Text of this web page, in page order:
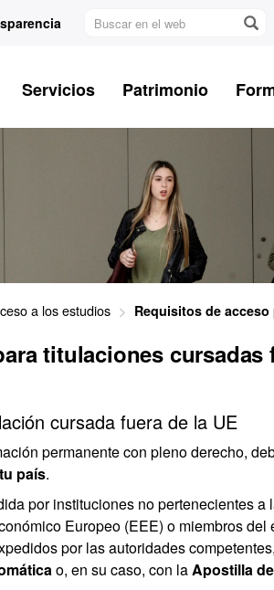
Buscar
Servicios Patrimonio
a los estudios Requisitos de
titulaciones cursadas
cursada fuera de la UE
permanente con pleno derecho,
país.
por instituciones no pertenecientes a
Europeo (EEE) o miembros del
por las autoridades
o, en su caso, con laApostilla